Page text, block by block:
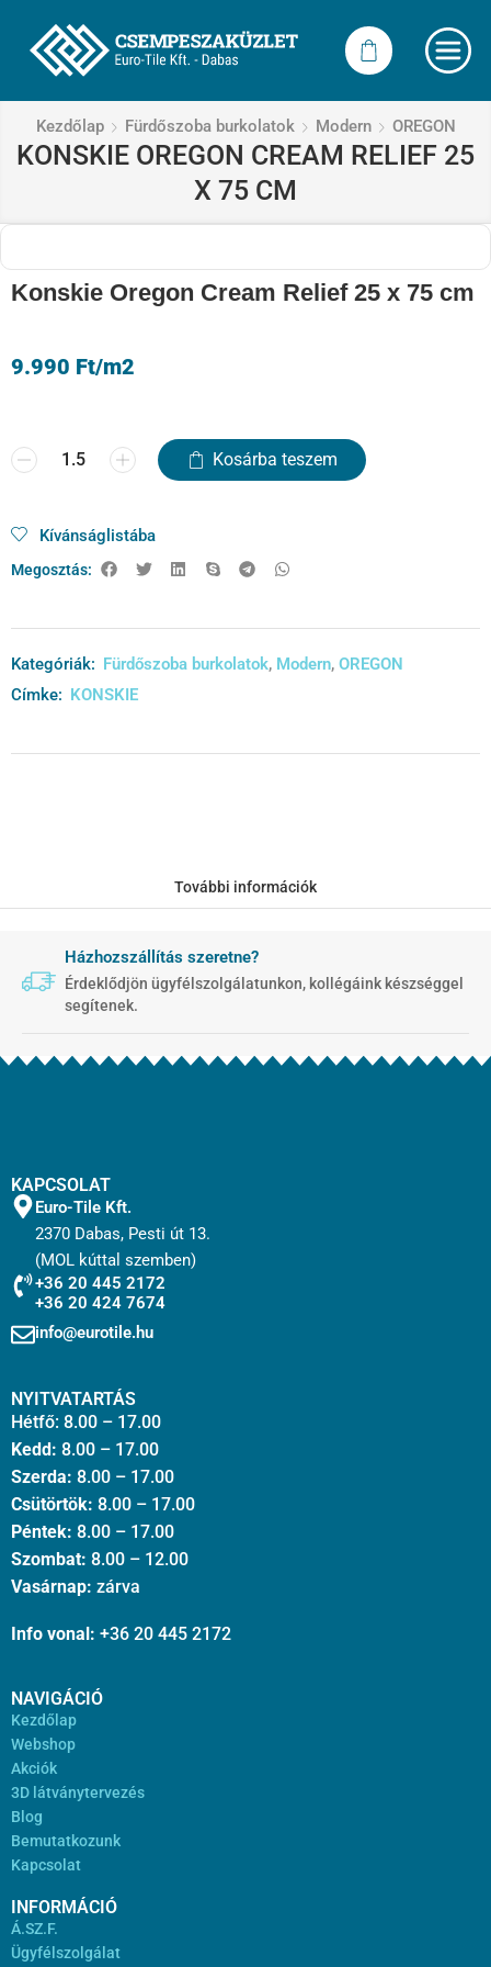
Kezdőlap Fürdőszoba burkolatok Modern OREGON
KONSKIE OREGON CREAM RELIEF 25
X 75 CM
Konskie Oregon Cream Relief 25 x 75 cm
9.990 Ft/m2
Kosárba teszem
Kívánságlistába
Megosztás:
Kategóriák: Fürdőszoba burkolatok, Modern, OREGON
Címke: KONSKIE
További információk
Házhozszállítás szeretne?
Érdeklődjön ügyfélszolgálatunkon, kollégáink készséggel
segítenek.
KAPCSOLAT
Euro-Tile Kft.
2370 Dabas, Pesti út 13.
(MOL kúttal szemben)
+36 20 445 2172
+36 20 424 7674
info@eurotile.hu
NYITVATARTÁS
Hétfő: 8.00 – 17.00
Kedd: 8.00 – 17.00
Szerda: 8.00 – 17.00
Csütörtök: 8.00 – 17.00
Péntek: 8.00 – 17.00
Szombat: 8.00 – 12.00
Vasárnap: zárva
Info vonal: +36 20 445 2172
NAVIGÁCIÓ
Kezdőlap
Webshop
Akciók
3D látványtervezés
Blog
Bemutatkozunk
Kapcsolat
INFORMÁCIÓ
Á.SZ.F.
Ügyfélszolgálat